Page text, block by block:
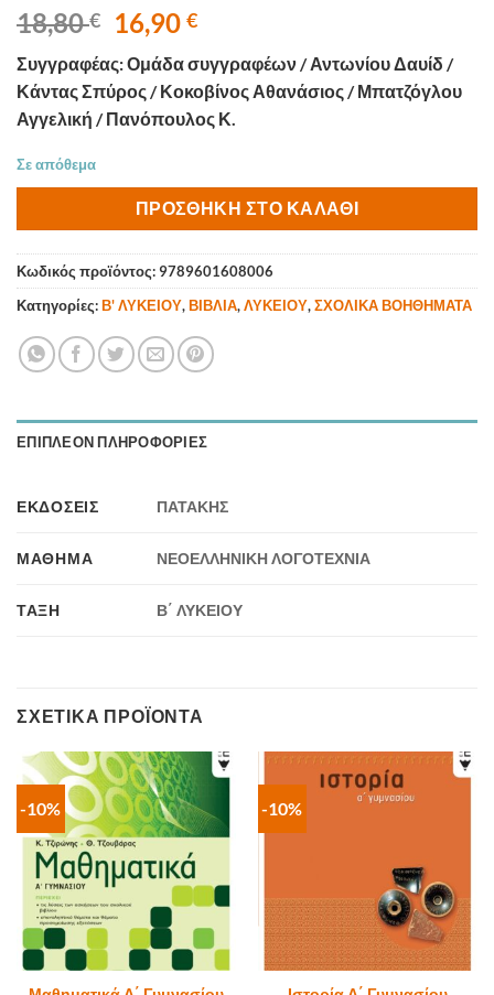
18,80€
Original
price
was:
18,80 €.
16,90€Η
τρέχουσα
τιμή
είναι:
16,90 €.
Συγγραφέας: Ομάδα συγγραφέων / Αντωνίου Δαυίδ /
Κάντας Σπύρος / Κοκοβίνος Αθανάσιος / Μπατζόγλου
Αγγελική / Πανόπουλος Κ.
Σε απόθεμα
ΠΡΟΣΘΉΚΗ ΣΤΟ ΚΑΛΆΘΙ
Κωδικός προϊόντος: 9789601608006
Κατηγορίες:Β' ΛΥΚΕΙΟΥ,ΒΙΒΛΙΑ,ΛΥΚΕΙΟΥ,ΣΧΟΛΙΚΑ ΒΟΗΘΗΜΑΤΑ
ΕΠΙΠΛΈΟΝ ΠΛΗΡΟΦΟΡΊΕΣ
ΕΚΔΟΣΕΙΣ ΠΑΤΑΚΗΣ
ΜΑΘΗΜΑ ΝΕΟΕΛΛΗΝΙΚΗ ΛΟΓΟΤΕΧΝΙΑ
ΤΑΞΗ Β΄ ΛΥΚΕΙΟΥ
ΣΧΕΤΙΚΆ ΠΡΟΪΌΝΤΑ
-10% -10%